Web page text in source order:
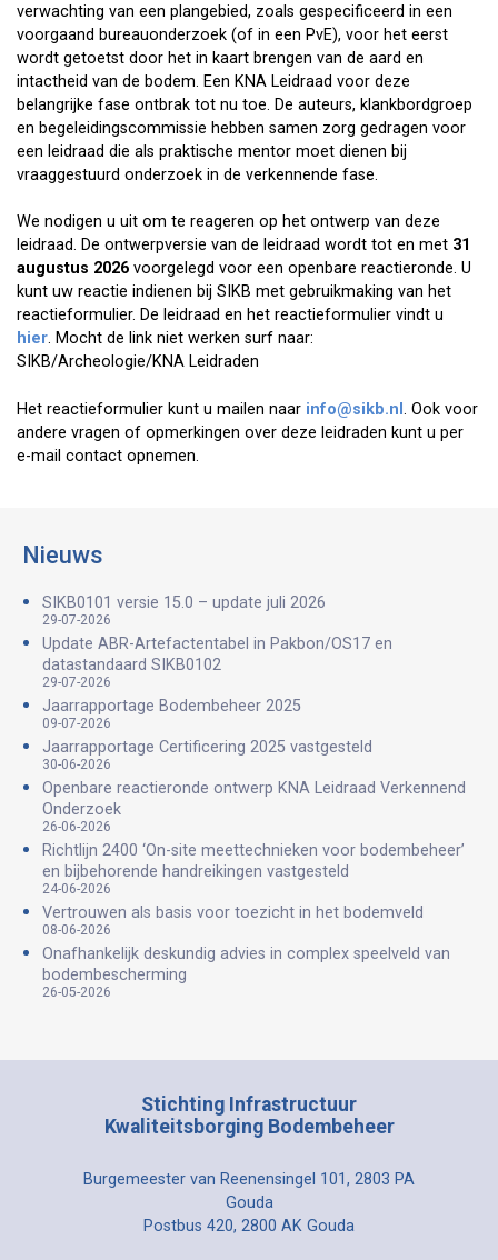
verwachting van een plangebied, zoals gespecificeerd in een
voorgaand bureauonderzoek (of in een PvE), voor het eerst
wordt getoetst door het in kaart brengen van de aard en
intactheid van de bodem. Een KNA Leidraad voor deze
belangrijke fase ontbrak tot nu toe. De auteurs, klankbordgroep
en begeleidingscommissie hebben samen zorg gedragen voor
een leidraad die als praktische mentor moet dienen bij
vraaggestuurd onderzoek in de verkennende fase.
We nodigen u uit om te reageren op het ontwerp van deze
leidraad. De ontwerpversie van de leidraad wordt tot en met 31
augustus 2026 voorgelegd voor een openbare reactieronde. U
kunt uw reactie indienen bij SIKB met gebruikmaking van het
reactieformulier. De leidraad en het reactieformulier vindt u
hier. Mocht de link niet werken surf naar:
SIKB/Archeologie/KNA Leidraden
Het reactieformulier kunt u mailen naar info@sikb.nl . Ook voor
andere vragen of opmerkingen over deze leidraden kunt u per
e-mail contact opnemen.
Nieuws
SIKB0101 versie 15.0 – update juli 2026
29-07-2026
Update ABR-Artefactentabel in Pakbon/OS17 en
datastandaard SIKB0102
29-07-2026
Jaarrapportage Bodembeheer 2025
09-07-2026
Jaarrapportage Certificering 2025 vastgesteld
30-06-2026
Openbare reactieronde ontwerp KNA Leidraad Verkennend
Onderzoek
26-06-2026
Richtlijn 2400 ‘On-site meettechnieken voor bodembeheer’
en bijbehorende handreikingen vastgesteld
24-06-2026
Vertrouwen als basis voor toezicht in het bodemveld
08-06-2026
Onafhankelijk deskundig advies in complex speelveld van
bodembescherming
26-05-2026
Stichting Infrastructuur
Kwaliteitsborging Bodembeheer
Burgemeester van Reenensingel 101, 2803 PA
Gouda
Postbus 420, 2800 AK Gouda